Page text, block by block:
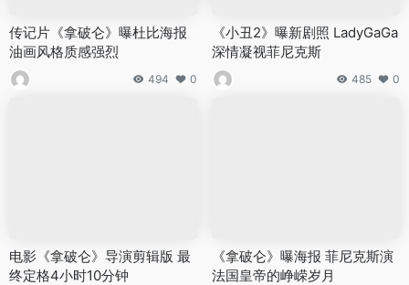
传记片《拿破仑》曝杜比海报
油画风格质感强烈
494 0
《小丑2》曝新剧照 LadyGaGa
深情凝视菲尼克斯
485 0
电影《拿破仑》导演剪辑版 最
终定格4小时10分钟
《拿破仑》曝海报 菲尼克斯演
法国皇帝的峥嵘岁月